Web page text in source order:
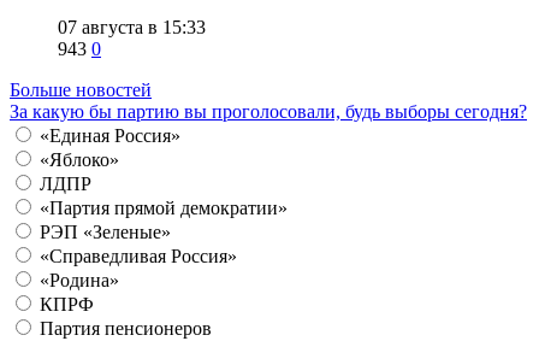
07 августа в 15:33
943 0
Больше новостей
За какую бы партию вы проголосовали, будь выборы сегодня?
«Единая Россия»
«Яблоко»
ЛДПР
«Партия прямой демократии»
РЭП «Зеленые»
«Справедливая Россия»
«Родина»
КПРФ
Партия пенсионеров